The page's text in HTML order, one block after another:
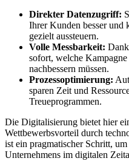
Direkter Datenzugriff:
Ihrer Kunden besser und
gezielt aussteuern.
Volle Messbarkeit:
sofort, welche
nachbessern müssen.
Prozessoptimierung:
sparen Zeit und
Treueprogrammen.
Die Digitalisierung bietet hier
Wettbewerbsvorteil durch
ist ein pragmatischer Schritt,
Unternehmens im digitalen